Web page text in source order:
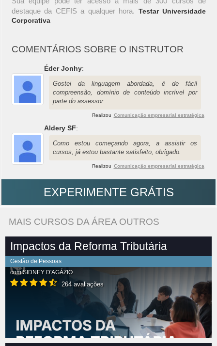
destaque da CEFIS a qualquer hora. Testar Universidade
Corporativa
COMENTÁRIOS SOBRE O INSTRUTOR
Éder Jonhy:
Gostei da linguagem abordada, é de fácil
compreensão, domínio de conteúdo incrível por
parte do assessor.
Realizou Comunicação empresarial estratégica
Aldery SF:
Como estou começando agora, a assistir os
cursos, já estou bastante satisfeito, obrigado.
Realizou Comunicação empresarial estratégica
EXPERIMENTE GRÁTIS
MAIS CURSOS DA ÁREA OUTROS
Impactos da Reforma Tributária
Gestão de Pessoas
comSIDNEY D'AGÁZIO
264 avaliações